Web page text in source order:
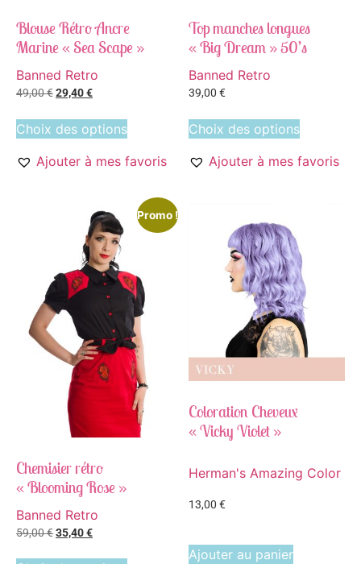
Blouse Rétro Ancre
Marine « Sea Scape »
Banned Retro
49,00€29,40€
Choix des options
Ajouter à mes favoris
Top manches longues
« Big Dream » 50’s
Banned Retro
39,00 €
Choix des options
Ajouter à mes favoris
Promo !
Chemisier rétro
« Blooming Rose »
Banned Retro
59,00€35,40€
Coloration Cheveux
« Vicky Violet »
Herman's Amazing Color
13,00 €
Ajouter au panier